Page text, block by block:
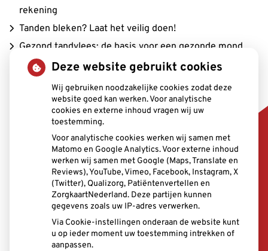
rekening
Tanden bleken? Laat het veilig doen!
Gezond tandvlees: de basis voor een gezonde mond
Naar de tandarts in het buitenland? Wees op je hoede!
(Mond)zorgkosten gemaakt in 2025? Check of die
aftrekbaar zijn
U heeft geen toestemming gegeven voor
externe inhoud die nodig is om dit te
Cookie-instellingen wijzigen
Deze website gebruikt cookies
Wij gebruiken noodzakelijke cookies zodat deze
website goed kan werken. Voor analytische
cookies en externe inhoud vragen wij uw
toestemming.
Voor analytische cookies werken wij samen met
Matomo en Google Analytics. Voor externe inhoud
werken wij samen met Google (Maps, Translate en
Reviews), YouTube, Vimeo, Facebook, Instagram, X
(Twitter), Qualizorg, Patiëntenvertellen en
ZorgkaartNederland. Deze partijen kunnen
gegevens zoals uw IP-adres verwerken.
Via Cookie-instellingen onderaan de website kunt
u op ieder moment uw toestemming intrekken of
aanpassen.